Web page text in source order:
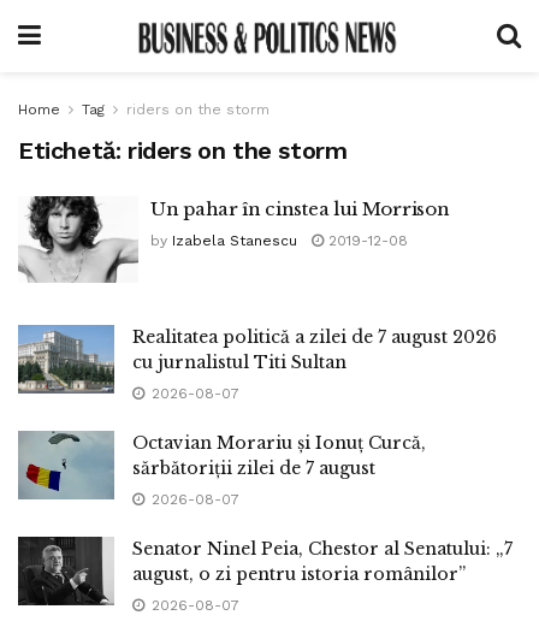
Home Tag riders on the storm
Etichetă: riders on the storm
Un pahar în cinstea lui Morrison
by Izabela Stanescu 2019-12-08
Realitatea politică a zilei de 7 august 2026
cu jurnalistul Titi Sultan
2026-08-07
Octavian Morariu și Ionuț Curcă,
sărbătoriții zilei de 7 august
2026-08-07
Senator Ninel Peia, Chestor al Senatului: „7
august, o zi pentru istoria românilor”
2026-08-07